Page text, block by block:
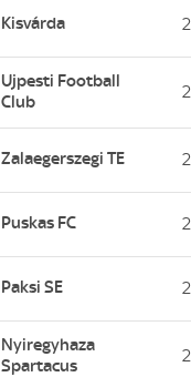
Kisvárda 2
Ujpesti Football
Club
2
Zalaegerszegi TE 2
Puskas FC 2
Paksi SE 2
Nyiregyhaza
Spartacus
2